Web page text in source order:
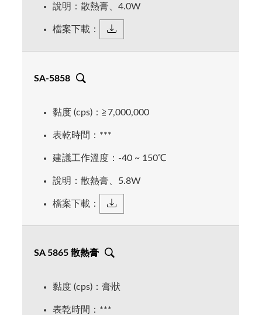
說明：散熱膏、4.0W
檔案下載：
SA-5858
黏度 (cps)：≧7,000,000
表乾時間：***
建議工作溫度：-40 ~ 150℃
說明：散熱膏、5.8W
檔案下載：
SA 5865 散熱膏
黏度 (cps)：膏狀
表乾時間：***